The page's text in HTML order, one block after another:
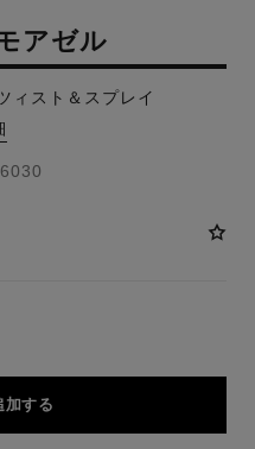
アゼル
ィスト＆スプレイ
加する